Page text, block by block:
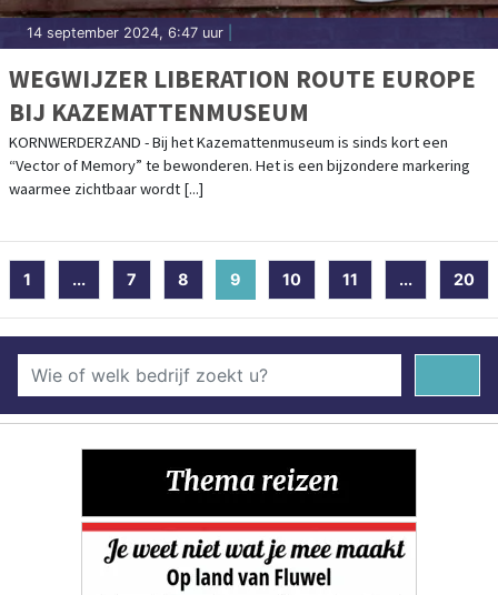
14 september 2024, 6:47 uur
WEGWIJZER LIBERATION ROUTE EUROPE
BIJ KAZEMATTENMUSEUM
KORNWERDERZAND - Bij het Kazemattenmuseum is sinds kort een
“Vector of Memory” te bewonderen. Het is een bijzondere markering
waarmee zichtbaar wordt [...]
1 ... 7 8 9 (current)
10 11 ... 20